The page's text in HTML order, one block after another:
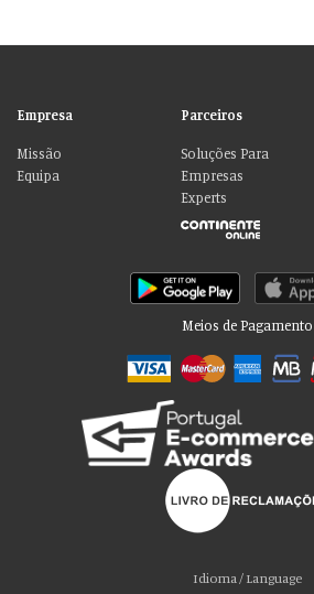
Empresa
Missão
Equipa
Parceiros
Soluções Para
Empresas
Experts
Meios de Pagamento
Idioma / Language
Por favor aceite as nossas
Usamos cookies para personalizar conteúdo e